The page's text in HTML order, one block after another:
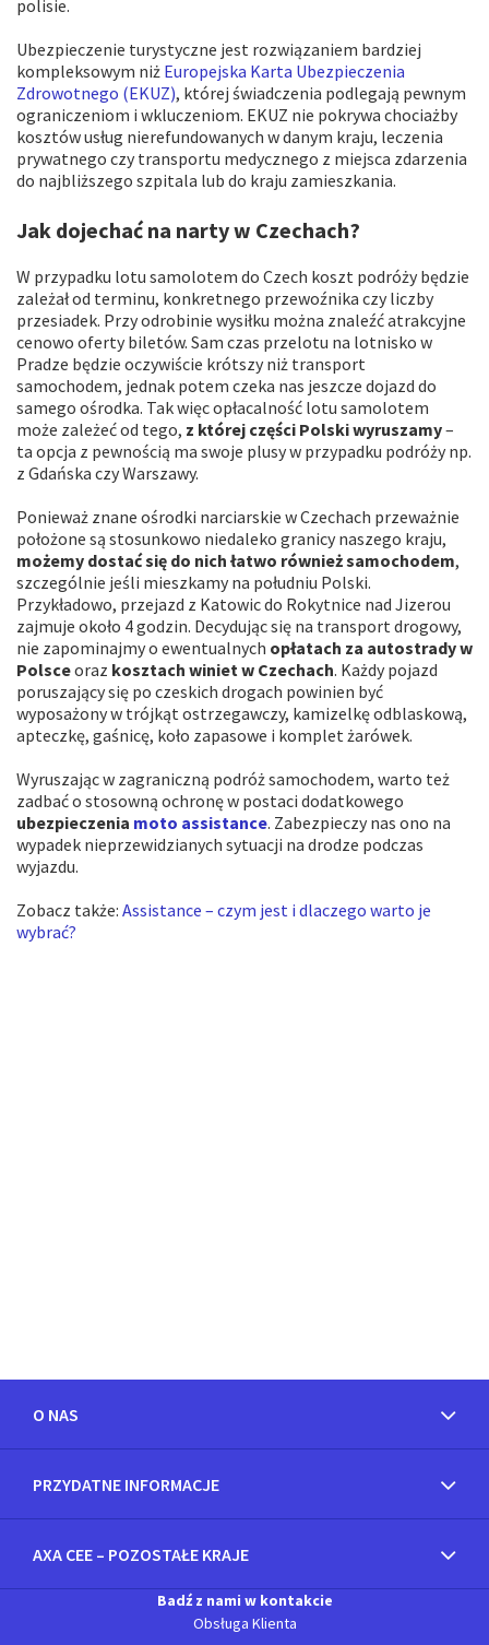
polisie.
Ubezpieczenie turystyczne jest rozwiązaniem bardziej
kompleksowym niż Europejska Karta Ubezpieczenia
Zdrowotnego (EKUZ), której świadczenia podlegają pewnym
ograniczeniom i wkluczeniom. EKUZ nie pokrywa chociażby
kosztów usług nierefundowanych w danym kraju, leczenia
prywatnego czy transportu medycznego z miejsca zdarzenia
do najbliższego szpitala lub do kraju zamieszkania.
Jak dojechać na narty w Czechach?
W przypadku lotu samolotem do Czech koszt podróży będzie
zależał od terminu, konkretnego przewoźnika czy liczby
przesiadek. Przy odrobinie wysiłku można znaleźć atrakcyjne
cenowo oferty biletów. Sam czas przelotu na lotnisko w
Pradze będzie oczywiście krótszy niż transport
samochodem, jednak potem czeka nas jeszcze dojazd do
samego ośrodka. Tak więc opłacalność lotu samolotem
może zależeć od tego, z której części Polski wyruszamy–
ta opcja z pewnością ma swoje plusy w przypadku podróży np.
z Gdańska czy Warszawy.
Ponieważ znane ośrodki narciarskie w Czechach przeważnie
położone są stosunkowo niedaleko granicy naszego kraju,
możemy dostać się do nich łatwo również samochodem,
szczególnie jeśli mieszkamy na południu Polski.
Przykładowo, przejazd z Katowic do Rokytnice nad Jizerou
zajmuje około 4 godzin. Decydując się na transport drogowy,
nie zapominajmy o ewentualnych opłatach za autostrady w
Polsceoraz kosztach winiet w Czechach. Każdy pojazd
poruszający się po czeskich drogach powinien być
wyposażony w trójkąt ostrzegawczy, kamizelkę odblaskową,
apteczkę, gaśnicę, koło zapasowe i komplet żarówek.
Wyruszając w zagraniczną podróż samochodem, warto też
zadbać o stosowną ochronę w postaci dodatkowego
ubezpieczenia moto assistance. Zabezpieczy nas ono na
wypadek nieprzewidzianych sytuacji na drodze podczas
wyjazdu.
Zobacz także: Assistance – czym jest i dlaczego warto je
wybrać?
O NAS
PRZYDATNE INFORMACJE
AXA CEE – POZOSTAŁE KRAJE
Badź z nami w kontakcie
Obsługa Klienta